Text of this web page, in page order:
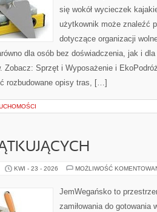
się wokół wycieczek
użytkownik może znaleźć
dotyczące organizacji
dla osób bez doświadczenia, jak i
Zobacz: Sprzęt i Wyposażenie i
rozbudowane opisy tras, […]
KWI - 23 - 2026 MOŻLIWOŚĆ
JemWegańsko to
zamiłowania do gotowania